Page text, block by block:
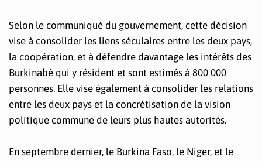
Selon le communiqué du gouvernement, cette décision
vise à consolider les liens séculaires entre les deux pays,
la coopération, et à défendre davantage les intérêts des
Burkinabè qui y résident et sont estimés à 800 000
personnes. Elle vise également à consolider les relations
entre les deux pays et la concrétisation de la vision
politique commune de leurs plus hautes autorités.
En septembre dernier, le Burkina Faso, le Niger, et le